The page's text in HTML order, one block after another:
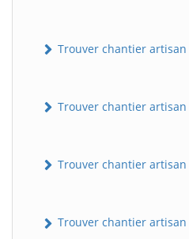
Trouver chantier
Trouver chantier
Trouver chantier artisan
Trouver chantier artisan